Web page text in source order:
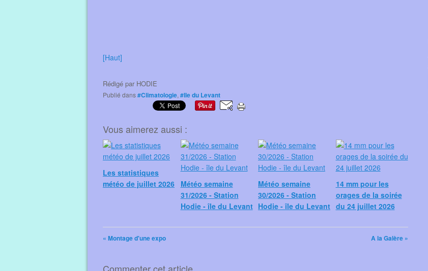
[Haut]
Rédigé par HODIE
Publié dans#Climatologie, #Ile du Levant
Vous aimerez aussi :
Les statistiques
météo de juillet 2026
Météo semaine
31/2026 - Station
Hodie - île du Levant
Météo semaine
30/2026 - Station
Hodie - île du Levant
14 mm pour les
orages de la soirée
du 24 juillet 2026
« Montage d'une expo A la Galère »